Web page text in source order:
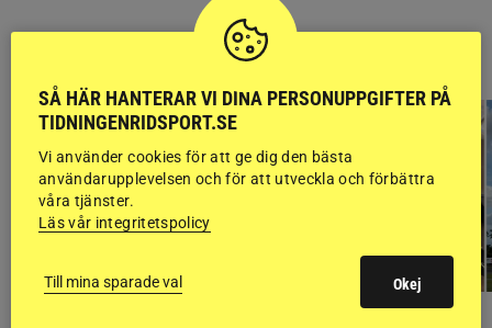
RIDSPORT
BLOGGAR
SÅ HÄR HANTERAR VI DINA PERSONUPPGIFTER PÅ
TIDNINGENRIDSPORT.SE
Vi använder cookies för att ge dig den bästa
användarupplevelsen och för att utveckla och förbättra
våra tjänster.
Läs vår integritetspolicy
Till mina sparade val Okej